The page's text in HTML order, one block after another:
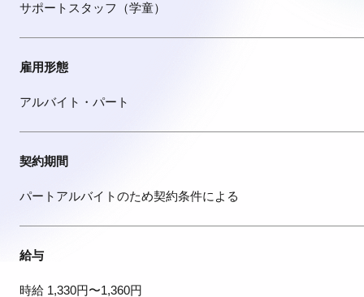
サポートスタッフ（学童）
雇用形態
アルバイト・パート
契約期間
パートアルバイトのため契約条件による
給与
時給 1,330円〜1,360円